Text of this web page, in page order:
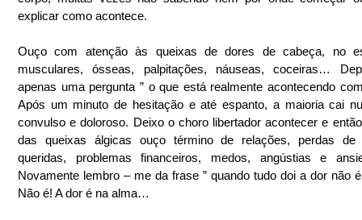
explicar como acontece.
Ouço com atenção às queixas de dores de cabeça, no
musculares, ósseas, palpitações, náuseas, coceiras…
apenas uma pergunta ” o que está realmente acontecendo
Após um minuto de hesitação e até espanto, a maioria cai
convulso e doloroso. Deixo o choro libertador acontecer e
das queixas álgicas ouço término de relações, perdas de
queridas, problemas financeiros, medos, angústias e
Novamente lembro – me da frase ” quando tudo doi a dor não
Não é! A dor é na alma…